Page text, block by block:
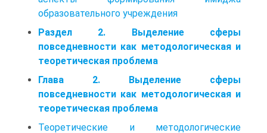
образовательного учреждения
Раздел 2. Выделение сферы
повседневности как методологическая и
теоретическая проблема
Глава 2. Выделение сферы
повседневности как методологическая и
теоретическая проблема
Теоретические и методологические